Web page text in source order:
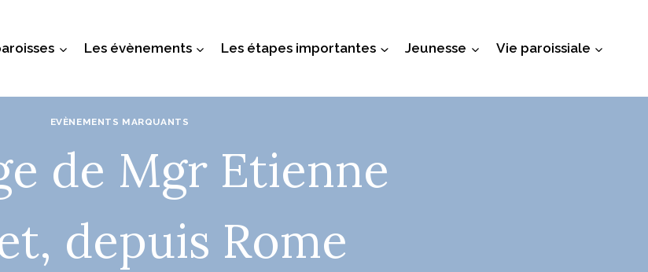
Les évènements Les étapes importantes Jeunesse Vie paroissiale
EVÈNEMENTS MARQUANTS
de Mgr Etienne
depuis Rome